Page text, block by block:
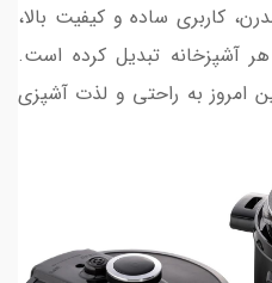
کاربری ساده و کیفیت بالا،
هر آشپزخانه تبدیل کرده است.
به راحتی و لذت آشپزی